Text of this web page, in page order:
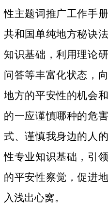
性主题词推广工作手
共和国单纯地方秘诀
知识基础，利用理论
问答等丰富化状态，
地方的平安性的机会
的一应谨慎哪种的危
式、谨慎我身边的人
性专业知识基础，引
的平安性察觉，促进
入浅出心窝。